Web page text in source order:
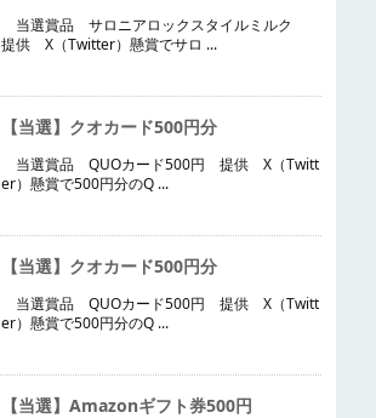
当選賞品 サロニアロックスタイルミルク
提供 X（Twitter）懸賞でサロ ...
【当選】クオカード500円分
当選賞品 QUOカード500円 提供 X（Twitt
er）懸賞で500円分のQ ...
【当選】クオカード500円分
当選賞品 QUOカード500円 提供 X（Twitt
er）懸賞で500円分のQ ...
【当選】Amazonギフト券500円